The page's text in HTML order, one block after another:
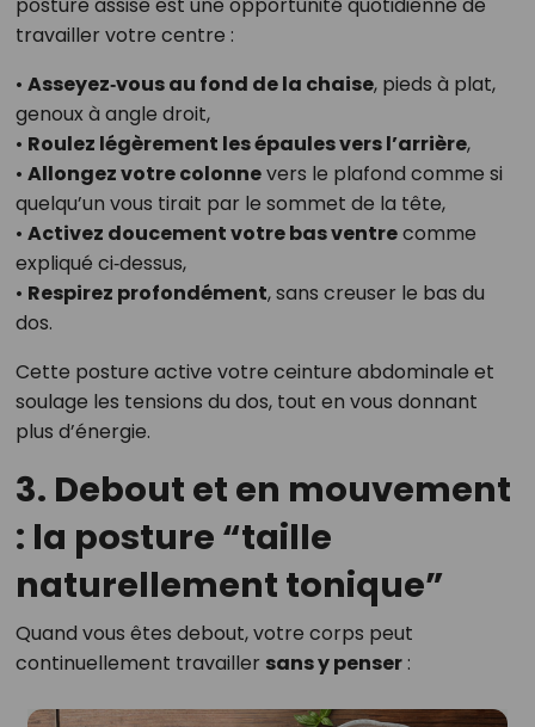
posture assise est une opportunité quotidienne de
travailler votre centre :
• Asseyez‑vous au fond de la chaise, pieds à plat,
genoux à angle droit,
• Roulez légèrement les épaules vers l’arrière,
• Allongez votre colonnevers le plafond comme si
quelqu’un vous tirait par le sommet de la tête,
• Activez doucement votre bas ventrecomme
expliqué ci‑dessus,
• Respirez profondément, sans creuser le bas du
dos.
Cette posture active votre ceinture abdominale et
soulage les tensions du dos, tout en vous donnant
plus d’énergie.
3. Debout et en mouvement
: la posture “taille
naturellement tonique”
Quand vous êtes debout, votre corps peut
continuellement travailler sans y penser: